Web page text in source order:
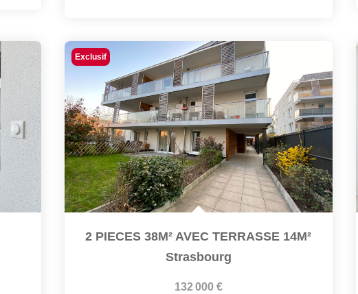
Exclusif
2 PIECES 38M² AVEC TERRASSE 14M²
Strasbourg
132 000 €